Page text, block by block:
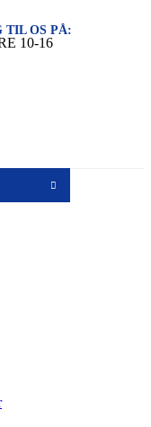
TIL OS PÅ:
10-16